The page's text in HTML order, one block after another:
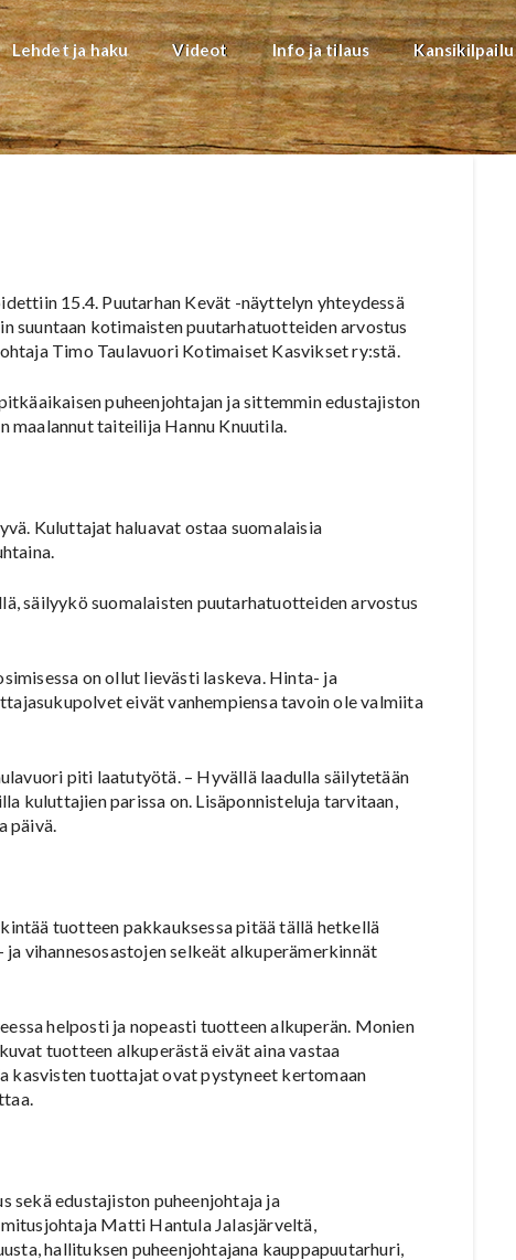
Lehdet ja haku Videot Info ja tilaus Kansikilpailu
15.4. Puutarhan Kevät -näyttelyn yhteydessä
suuntaan kotimaisten puutarhatuotteiden arvostus
Timo Taulavuori Kotimaiset Kasvikset ry:stä.
puheenjohtajan ja sittemmin edustajiston
taiteilija Hannu Knuutila.
Kuluttajat haluavat ostaa suomalaisia
säilyykö suomalaisten puutarhatuotteiden arvostus
on ollut lievästi laskeva. Hinta- ja
eivät vanhempiensa tavoin ole valmiita
piti laatutyötä. – Hyvällä laadulla säilytetään
kuluttajien parissa on. Lisäponnisteluja tarvitaan,
päivä.
tuotteen pakkauksessa pitää tällä hetkellä
vihannesosastojen selkeät alkuperämerkinnät
helposti ja nopeasti tuotteen alkuperän. Monien
tuotteen alkuperästä eivät aina vastaa
kasvisten tuottajat ovat pystyneet kertomaan
sekä edustajiston puheenjohtaja ja
Matti Hantula Jalasjärveltä,
hallituksen puheenjohtajana kauppapuutarhuri,